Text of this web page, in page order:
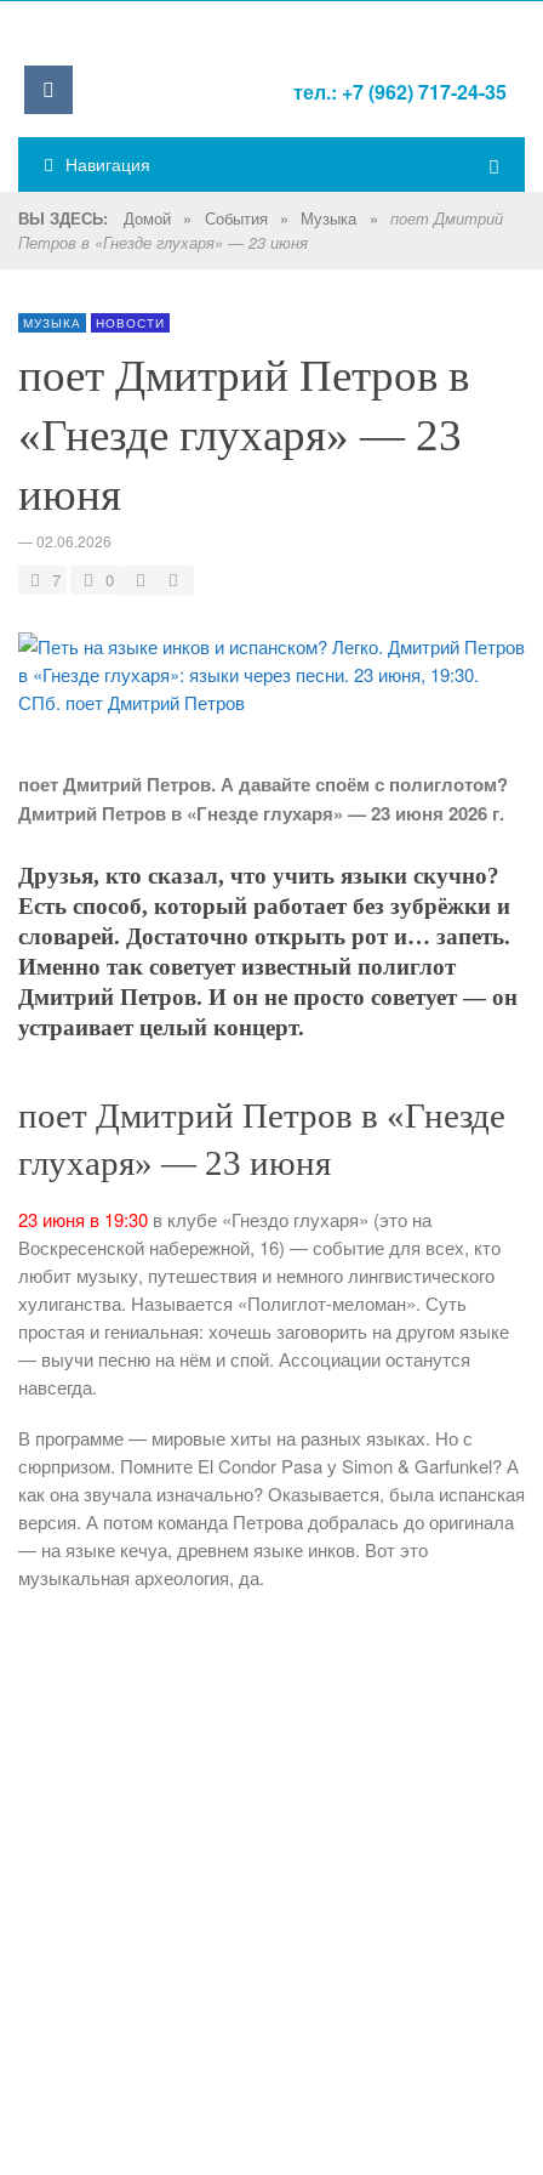
тел.: +7 (962) 717-24-35
Навигация
ВЫ ЗДЕСЬ: Домой » События » Музыка »
поет Дмитрий
Петров в «Гнезде глухаря» — 23 июня
МУЗЫКА НОВОСТИ
поет Дмитрий Петров в
«Гнезде глухаря» — 23
июня
—02.06.2026
7 0
поет Дмитрий Петров. А давайте споём с полиглотом?
Дмитрий Петров в «Гнезде глухаря» — 23 июня 2026 г.
Друзья, кто сказал, что учить языки скучно?
Есть способ, который работает без зубрёжки и
словарей. Достаточно открыть рот и… запеть.
Именно так советует известный полиглот
Дмитрий Петров. И он не просто советует — он
устраивает целый концерт.
поет Дмитрий Петров в «Гнезде
глухаря» — 23 июня
23 июня в 19:30 в клубе «Гнездо глухаря» (это на
Воскресенской набережной, 16) — событие для всех, кто
любит музыку, путешествия и немного лингвистического
хулиганства. Называется «Полиглот-меломан». Суть
простая и гениальная: хочешь заговорить на другом языке
— выучи песню на нём и спой. Ассоциации останутся
навсегда.
В программе — мировые хиты на разных языках. Но с
сюрпризом. Помните El Condor Pasa у Simon & Garfunkel? А
как она звучала изначально? Оказывается, была испанская
версия. А потом команда Петрова добралась до оригинала
— на языке кечуа, древнем языке инков. Вот это
музыкальная археология, да.